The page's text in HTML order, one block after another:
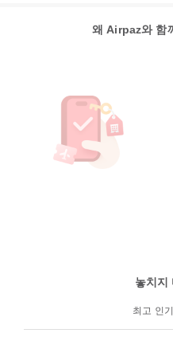
왜 Airpaz와 함
놓치지
최고 인